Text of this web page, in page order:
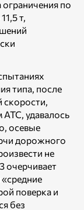
по
т,
типа, после
скорости,
удавалось
осевые
дорожного
не
очерчивает
поверка и
без